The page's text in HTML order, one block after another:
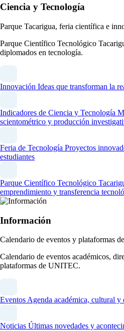
Ciencia y Tecnología
Parque Tacarigua, feria científica e
Parque Científico Tecnológico
diplomados en tecnología.
Innovación Ideas que transforman la
Indicadores de Ciencia y Tecnología
scientométrico y producción
Feria de Tecnología Proyectos
estudiantes
Parque Científico Tecnológico
emprendimiento y transferencia
Información
Calendario de eventos y plataformas
Calendario de eventos académicos,
plataformas de UNITEC.
Eventos Agenda académica, cultural y
Noticias Últimas novedades y